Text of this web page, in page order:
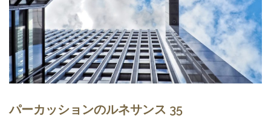
パーカッションのルネサンス 35